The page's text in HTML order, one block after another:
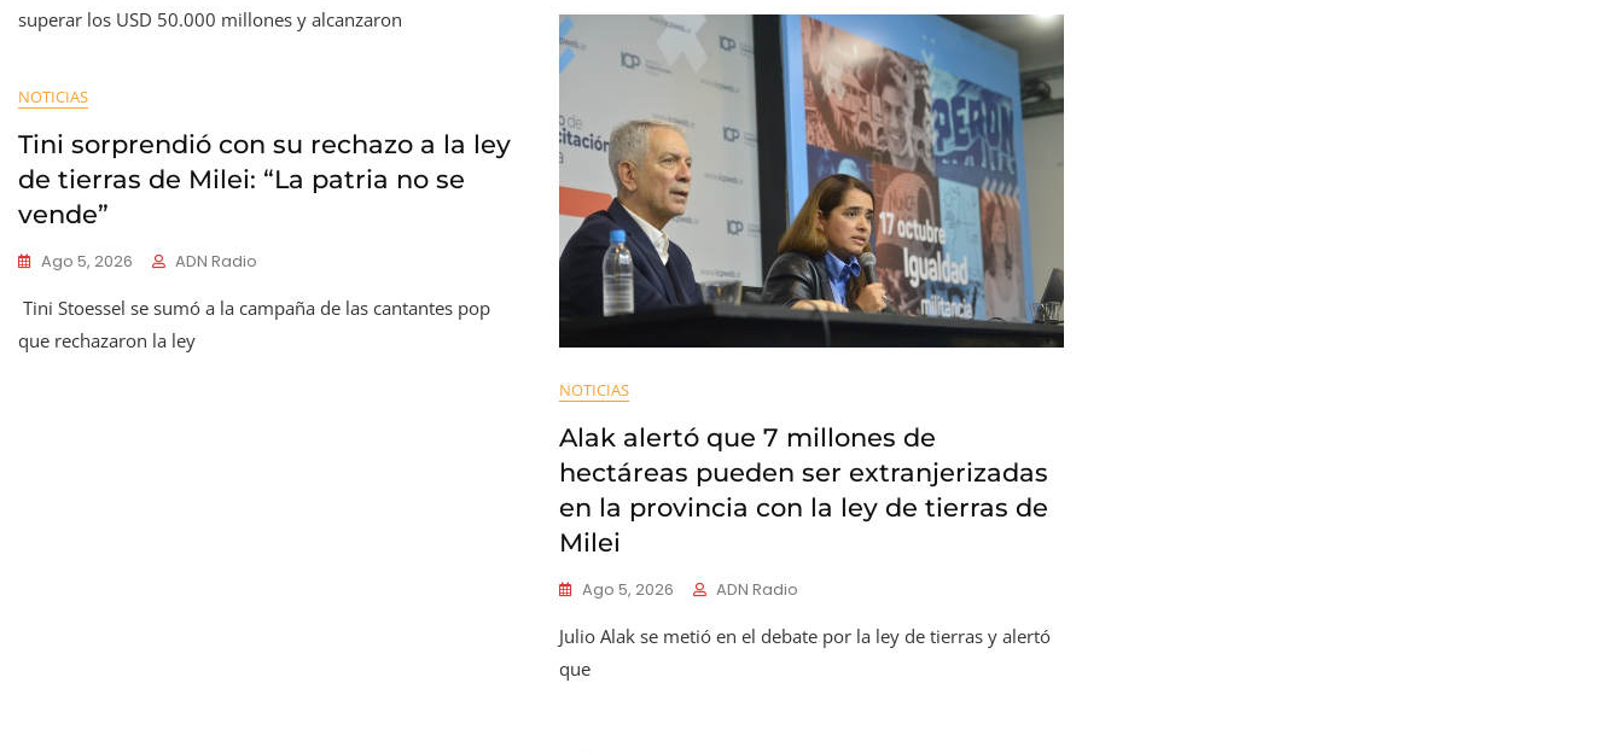
superar los USD 50.000 millones y alcanzaron
NOTICIAS
Alak alertó que 7 millones de
hectáreas pueden ser extranjerizadas
en la provincia con la ley de tierras de
Milei
Ago 5, 2026 ADN Radio
Julio Alak se metió en el debate por la ley de tierras y alertó
que
NOTICIAS
Tini sorprendió con su rechazo a la ley
de tierras de Milei: “La patria no se
vende”
Ago 5, 2026 ADN Radio
Tini Stoessel se sumó a la campaña de las cantantes pop
que rechazaron la ley